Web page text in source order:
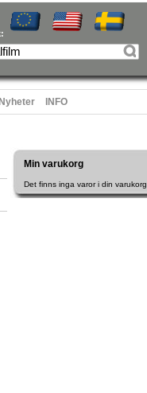
Nyheter INFO
Min varukorg
Det finns inga varor i din varukorg.